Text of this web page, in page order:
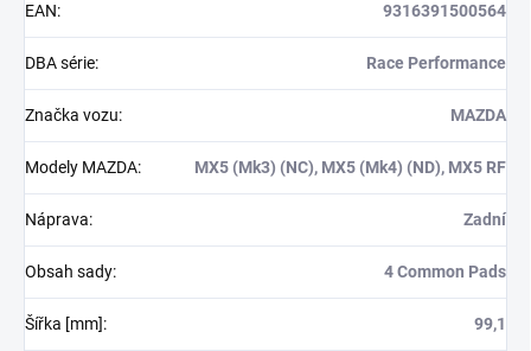
EAN: 9316391500564
DBA série: Race Performance
Značka vozu: MAZDA
Modely MAZDA: MX5 (Mk3) (NC), MX5 (Mk4) (ND), MX5 RF
Náprava: Zadní
Obsah sady: 4 Common Pads
Šířka [mm]: 99,1